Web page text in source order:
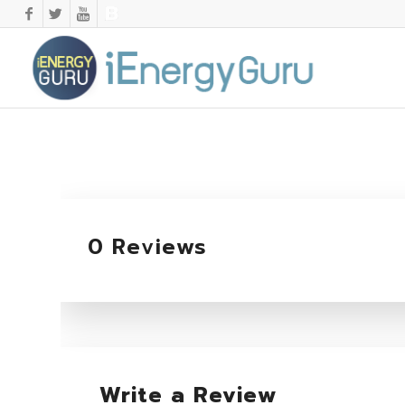
0 Reviews
Write a Review